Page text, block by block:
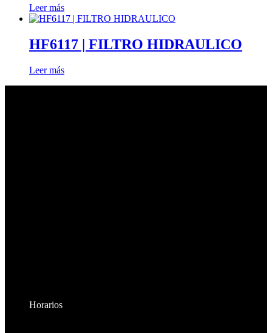
Leer más
HF6117 | FILTRO HIDRAULICO
Leer más
Horarios